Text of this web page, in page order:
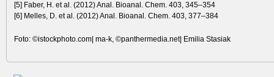
[5] Faber, H. et al. (2012) Anal. Bioanal. Chem. 403, 345–354
[6] Melles, D. et al. (2012) Anal. Bioanal. Chem. 403, 377–384
Foto: ©istockphoto.com| ma-k, ©panthermedia.net| Emilia Stasiak